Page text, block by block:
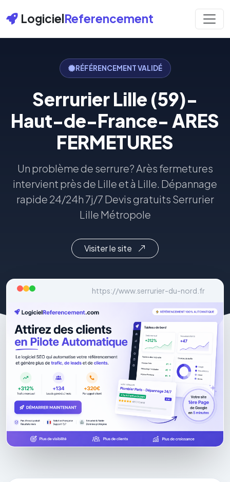
LogicielReferencement
RÉFÉRENCEMENT VALIDÉ
Serrurier Lille (59)-
Haut-de-France- ARES
FERMETURES
Un problème de serrure? Arès fermetures
intervient près de Lille et à Lille. Dépannage
rapide 24/24h 7j/7 Devis gratuits Serrurier
Lille Métropole
Visiter le site
https://www.serrurier-du-nord.fr